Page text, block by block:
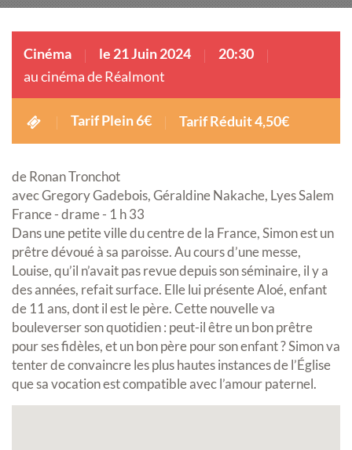
Cinéma le 21 Juin 2024
20:30
au cinéma de Réalmont
Tarif Plein 6€ Tarif Réduit 4,50€
de Ronan Tronchot
avec Gregory Gadebois, Géraldine Nakache, Lyes Salem
France - drame - 1 h 33
Dans une petite ville du centre de la France, Simon est un
prêtre dévoué à sa paroisse. Au cours d’une messe,
Louise, qu’il n’avait pas revue depuis son séminaire, il y a
des années, refait surface. Elle lui présente Aloé, enfant
de 11 ans, dont il est le père. Cette nouvelle va
bouleverser son quotidien : peut-il être un bon prêtre
pour ses fidèles, et un bon père pour son enfant ? Simon va
tenter de convaincre les plus hautes instances de l’Église
que sa vocation est compatible avec l’amour paternel.